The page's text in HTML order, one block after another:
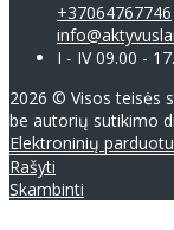
+37064767746
I - IV 09.00 -
2026 © Visos teisės
be autorių sutikimo
Elektroninių
Rašyti
Skambinti